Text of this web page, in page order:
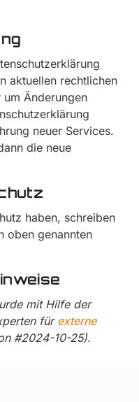
aktuellen rechtlichen
Änderungen
neuer Services.
die neue
haben, schreiben
oben genannten
mit Hilfe der
für externe
#2024-10-25).